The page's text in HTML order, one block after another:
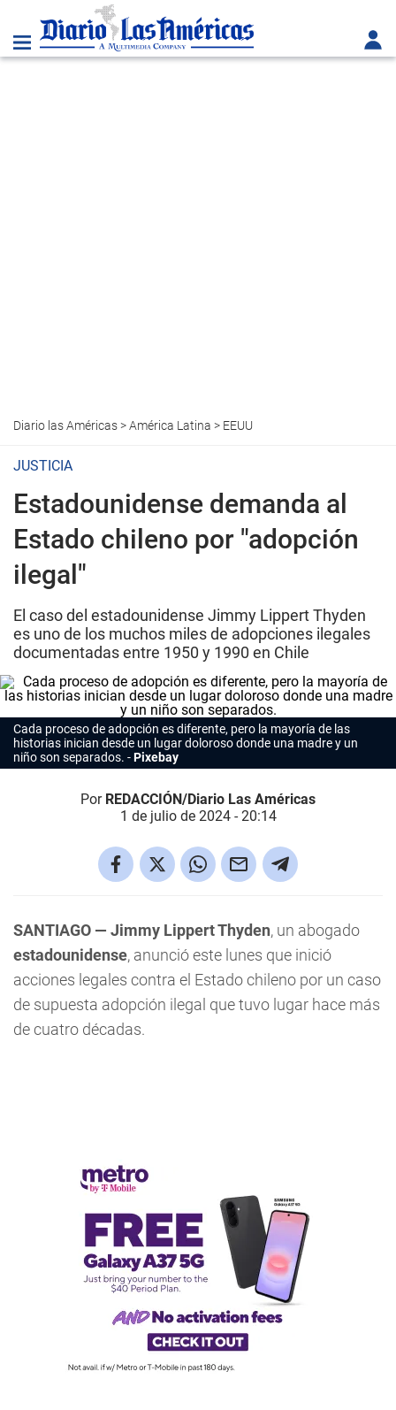
Diario las Américas>América Latina > EEUU
JUSTICIA
Estadounidense demanda al
Estado chileno por "adopción
ilegal"
El caso del estadounidense Jimmy Lippert Thyden
es uno de los muchos miles de adopciones ilegales
documentadas entre 1950 y 1990 en Chile
Cada proceso de adopción es diferente, pero la mayoría de las
historias inician desde un lugar doloroso donde una madre y un
niño son separados.
Pixebay
Por REDACCIÓN/Diario Las Américas
1 de julio de 2024 - 20:14
SANTIAGO — Jimmy Lippert Thyden, un abogado
estadounidense, anunció este lunes que inició
acciones legales contra el Estado chileno por un caso
de supuesta adopción ilegal que tuvo lugar hace más
de cuatro décadas.